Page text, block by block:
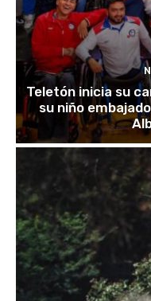
Teletón inicia su
su niño